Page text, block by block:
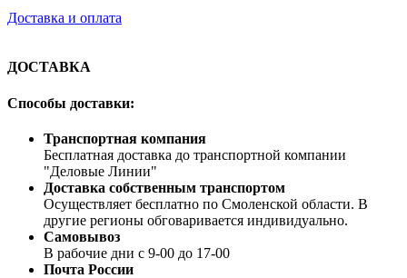
Доставка и оплата
ДОСТАВКА
Способы доставки:
Транспортная компания
Бесплатная доставка до транспортной компании
"Деловые Линии"
Доставка собственным транспортом
Осуществляет бесплатно по Смоленской области. В
другие регионы обговаривается индивидуально.
Самовывоз
В рабочие дни с 9-00 до 17-00
Почта России